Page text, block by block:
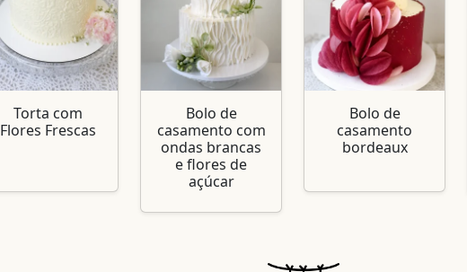
Torta com
Flores Frescas
Bolo de
casamento com
ondas brancas
e flores de
açúcar
Bolo de
casamento
bordeaux